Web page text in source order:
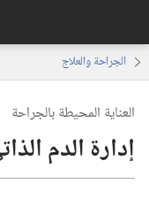
الجراحة والعلاج
العناية المحيطة بالجراحة
إدارة الدم